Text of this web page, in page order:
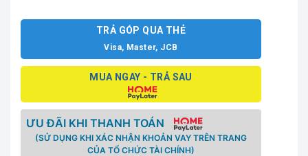
TRẢ GÓP QUA THẺ
Visa, Master, JCB
MUA NGAY - TRẢ SAU
ƯU ĐÃI KHI THANH TOÁN
(SỬ DỤNG KHI XÁC NHẬN KHOẢN VAY TRÊN TRANG
CỦA TỔ CHỨC TÀI CHÍNH)